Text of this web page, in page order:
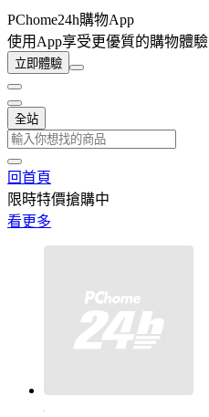
PChome24h購物App
使用App享受更優質的購物體驗
立即體驗
全站
回首頁
限時特價搶購中
看更多